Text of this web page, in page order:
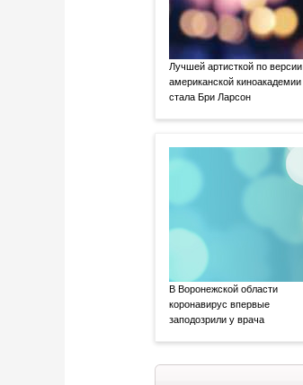
Лучшей артисткой по версии
американской киноакадемии
стала Бри Ларсон
В Воронежской области
коронавирус впервые
заподозрили у врача